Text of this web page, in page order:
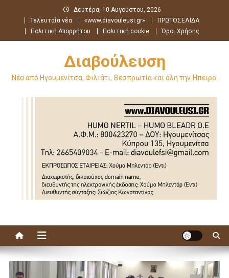
περιεχόμενο
Δευτέρα, 10 Αυγούστου, 2026
Τελευταία νέα
«www.diavouleusi.gr»
ΠΡΩΤΟΣΕΛΙΔΑ
Πολιτική Απορρήτου
Πολιτική cookie Όροι Χρήσης
Διαβούλευση
Νέα από Ηγουμενίτσα, Φιλιάτι, Θεσπρωτία και όλη την Ήπειρο.